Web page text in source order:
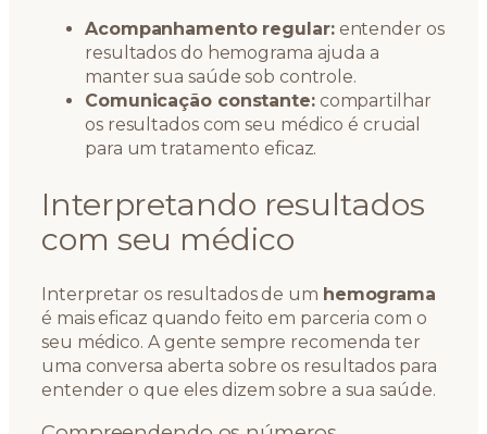
Acompanhamento regular:entender os
resultados do hemograma ajuda a
manter sua saúde sob controle.
Comunicação constante:compartilhar
os resultados com seu médico é crucial
para um tratamento eficaz.
Interpretando resultados
com seu médico
Interpretar os resultados de um hemograma
é mais eficaz quando feito em parceria com o
seu médico. A gente sempre recomenda ter
uma conversa aberta sobre os resultados para
entender o que eles dizem sobre a sua saúde.